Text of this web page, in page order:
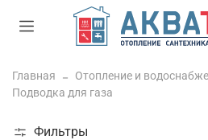
Главная Отопление и
Подводка для газа
Фильтры